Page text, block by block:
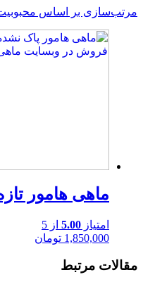
مرتب‌سازی بر اساس
ماهی هامور
امتیاز 5.00 از 5
1,850,000 تومان
مقالات مرتبط